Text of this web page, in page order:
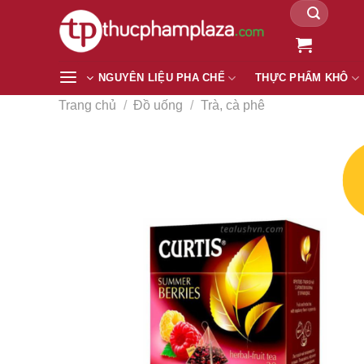
Tìm
kiếm:
NGUYÊN LIỆU PHA CHẾ THỰC PHẨM KHÔ
Trang chủ / Đồ uống / Trà, cà phê